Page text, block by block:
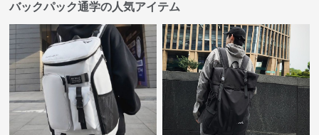
バックパック通学の人気アイテム